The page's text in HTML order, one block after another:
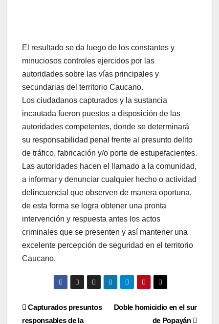
El resultado se da luego de los constantes y
minuciosos controles ejercidos por las
autoridades sobre las vías principales y
secundarias del territorio Caucano.
Los ciudadanos capturados y la sustancia
incautada fueron puestos a disposición de las
autoridades competentes, donde se determinará
su responsabilidad penal frente al presunto delito
de tráfico, fabricación y/o porte de estupefacientes.
Las autoridades hacen el llamado a la comunidad,
a informar y denunciar cualquier hecho o actividad
delincuencial que observen de manera oportuna,
de esta forma se logra obtener una pronta
intervención y respuesta antes los actos
criminales que se presenten y así mantener una
excelente percepción de seguridad en el territorio
Caucano.
Navegación
Doble homicidio en el sur
de Popayán
Capturados presuntos
responsables de la